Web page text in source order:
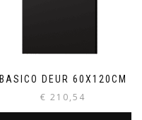
BASICO DEUR 60X120CM
€ 210,54